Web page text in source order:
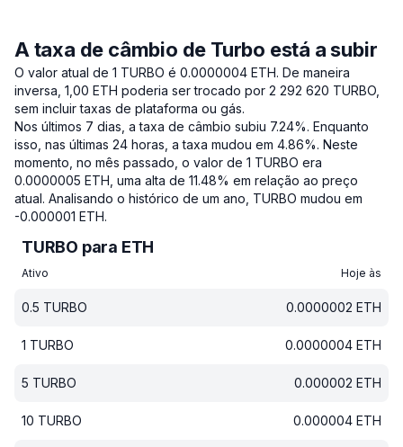
A taxa de câmbio de Turbo está a subir
O valor atual de 1 TURBO é 0.0000004 ETH. De maneira
inversa, 1,00 ETH poderia ser trocado por 2 292 620 TURBO,
sem incluir taxas de plataforma ou gás.
Nos últimos 7 dias, a taxa de câmbio subiu 7.24%. Enquanto
isso, nas últimas 24 horas, a taxa mudou em 4.86%. Neste
momento, no mês passado, o valor de 1 TURBO era
0.0000005 ETH, uma alta de 11.48% em relação ao preço
atual. Analisando o histórico de um ano, TURBO mudou em
-0.000001 ETH.
TURBO para ETH
Ativo Hoje às
0.5 TURBO 0.0000002 ETH
1 TURBO 0.0000004 ETH
5 TURBO 0.000002 ETH
10 TURBO 0.000004 ETH